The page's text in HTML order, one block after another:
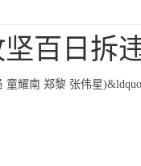
百日拆
童耀南 郑黎 张伟星